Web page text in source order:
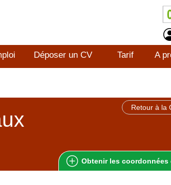
Déposer un CV Tarif A
Retour à la
Obtenir les coordonnées